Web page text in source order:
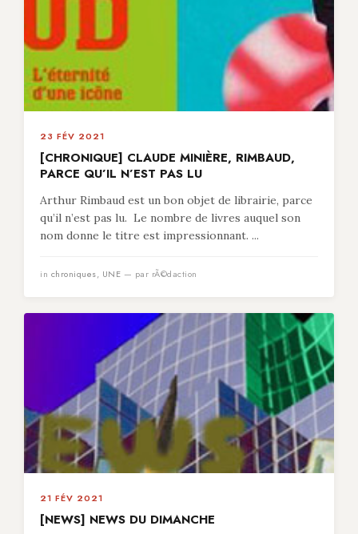
23 FÉV 2021
[CHRONIQUE] CLAUDE MINIÈRE, RIMBAUD,
PARCE QU’IL N’EST PAS LU
Arthur Rimbaud est un bon objet de librairie, parce
qu’il n’est pas lu. Le nombre de livres auquel son
nom donne le titre est impressionnant. ...
in chroniques, UNE — par rÃ©daction
21 FÉV 2021
[NEWS] NEWS DU DIMANCHE